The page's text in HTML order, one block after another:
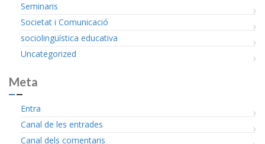
Seminaris
Societat i Comunicació
sociolingüística educativa
Uncategorized
Meta
Entra
Canal de les entrades
Canal dels comentaris